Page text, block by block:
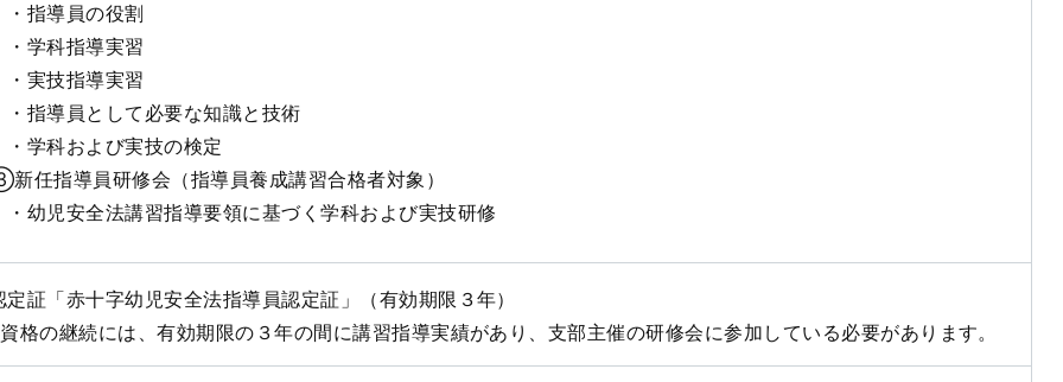
指導員の役割
学科指導実習
実技指導実習
指導員として必要な知識と技術
学科および実技の検定
任指導員研修会（指導員養成講習合格者対象）
幼児安全法講習指導要領に基づく学科および実技研修
定証「赤十字幼児安全法指導員認定証」（有効期限３年）
格の継続には、有効期限の３年の間に講習指導実績があり、支部主催の研修会に参加している必要があります。